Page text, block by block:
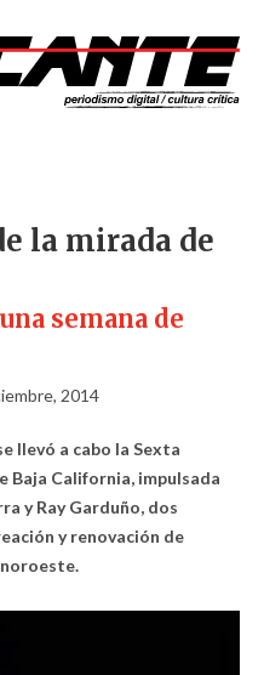
la mirada de
semana de
2014
llevó a cabo la Sexta
Baja California, impulsada
y Ray Garduño, dos
y renovación de